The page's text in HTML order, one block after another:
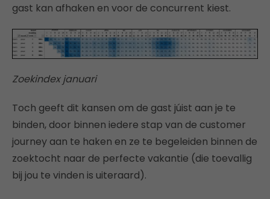
gast kan afhaken en voor de concurrent kiest.
Zoekindex januari
Toch geeft dit kansen om de gast júist aan je te
binden, door binnen iedere stap van de customer
journey aan te haken en ze te begeleiden binnen de
zoektocht naar de perfecte vakantie (die toevallig
bij jou te vinden is uiteraard).